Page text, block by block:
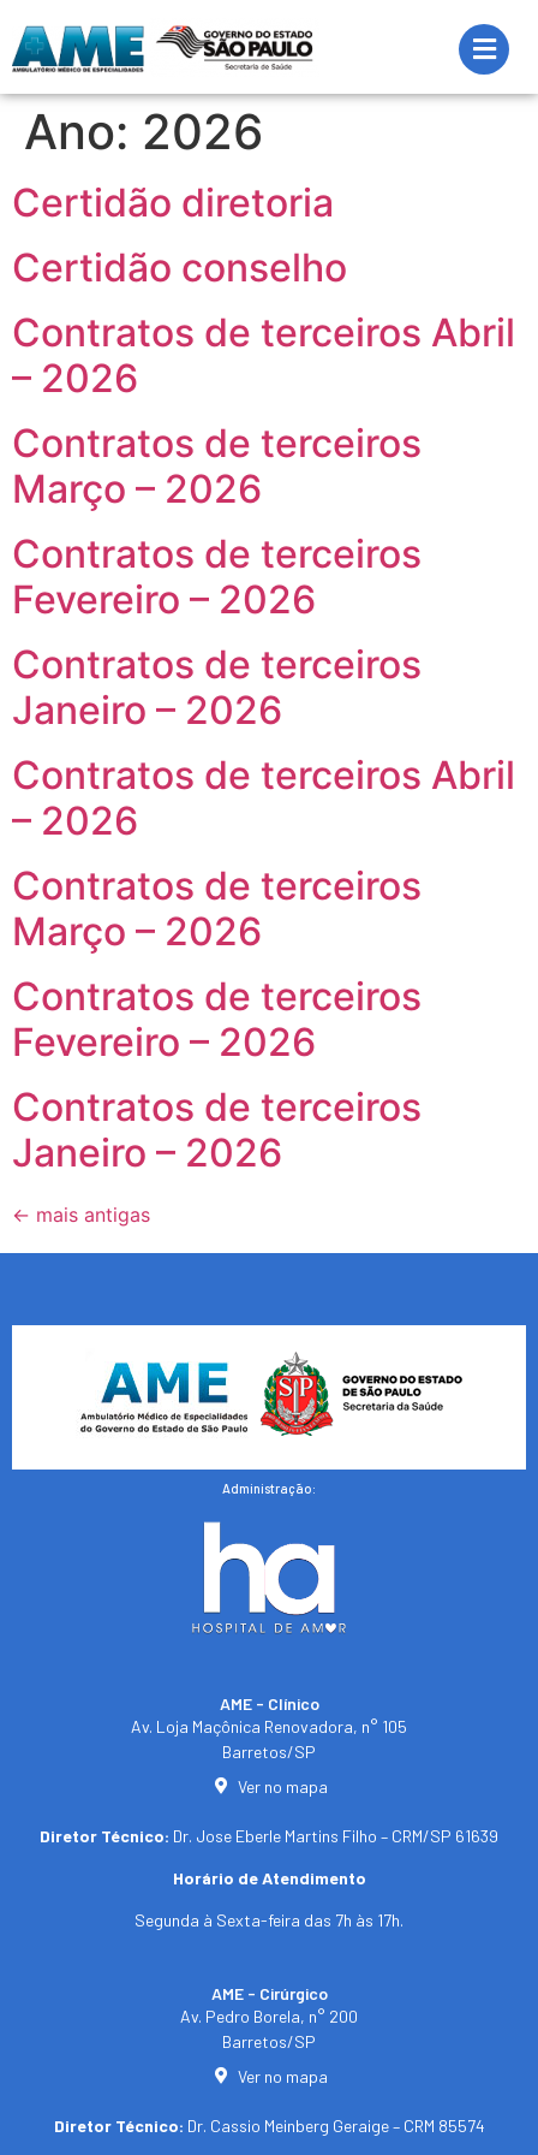
Ano: 2026
Certidão diretoria
Certidão conselho
Contratos de terceiros Abril
– 2026
Contratos de terceiros
Março – 2026
Contratos de terceiros
Fevereiro – 2026
Contratos de terceiros
Janeiro – 2026
Contratos de terceiros Abril
– 2026
Contratos de terceiros
Março – 2026
Contratos de terceiros
Fevereiro – 2026
Contratos de terceiros
Janeiro – 2026
← mais antigas
Administração:
AME - Clínico​
Av. Loja Maçônica Renovadora, n° 105
Barretos/SP​
Ver no mapa
Diretor Técnico: Dr. Jose Eberle Martins Filho – CRM/SP 61639
Horário de Atendimento
Segunda à Sexta-feira das 7h às 17h.
AME - Cirúrgico
Av. Pedro Borela, n° 200
Barretos/SP
Ver no mapa
Diretor Técnico: Dr. Cassio Meinberg Geraige – CRM 85574